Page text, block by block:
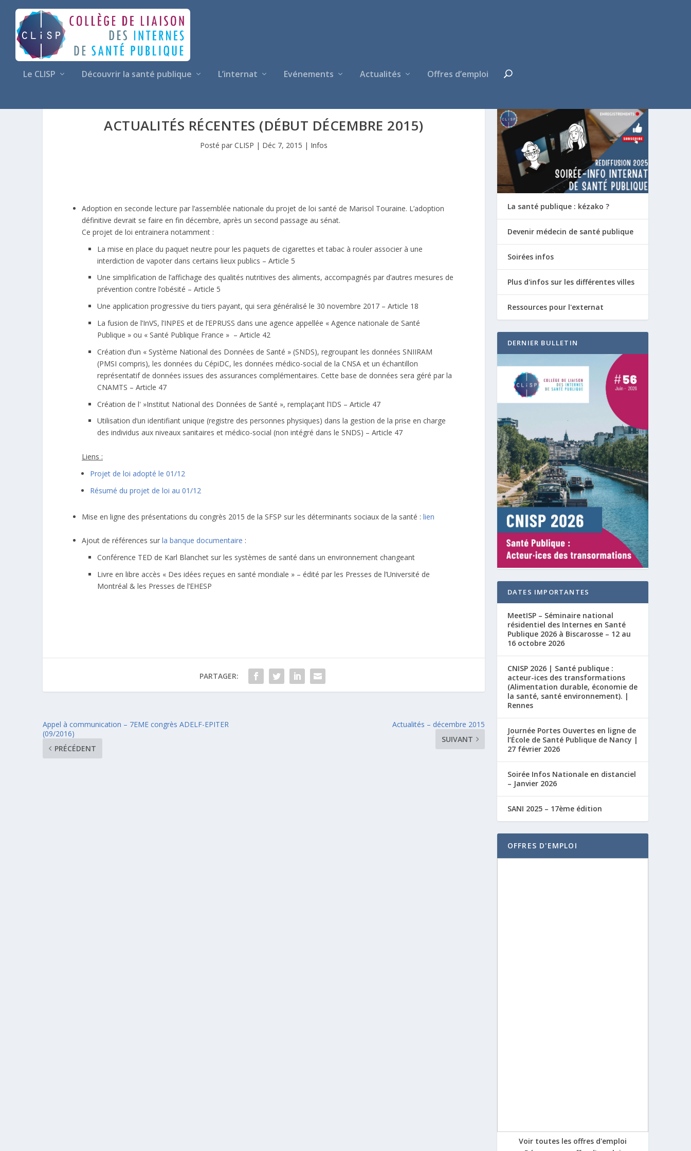
Le CLISP Découvrir la santé publique L’internat Evénements Actualités Offres d’emploi
ACTUALITÉS RÉCENTES (DÉBUT DÉCEMBRE 2015)
Posté par CLISP | Déc 7, 2015 | Infos
Adoption en seconde lecture par l’assemblée nationale du projet de loi santé de Marisol Touraine. L’adoption
définitive devrait se faire en fin décembre, après un second passage au sénat.
Ce projet de loi entrainera notamment :
La mise en place du paquet neutre pour les paquets de cigarettes et tabac à rouler associer à une
interdiction de vapoter dans certains lieux publics – Article 5
Une simplification de l’affichage des qualités nutritives des aliments, accompagnés par d’autres mesures de
prévention contre l’obésité – Article 5
Une application progressive du tiers payant, qui sera généralisé le 30 novembre 2017 – Article 18
La fusion de l’InVS, l’INPES et de l’EPRUSS dans une agence appellée « Agence nationale de Santé
Publique » ou « Santé Publique France » – Article 42
Création d’un « Système National des Données de Santé » (SNDS), regroupant les données SNIIRAM
(PMSI compris), les données du CépiDC, les données médico-social de la CNSA et un échantillon
représentatif de données issues des assurances complémentaires. Cette base de données sera géré par la
CNAMTS – Article 47
Création de l' »Institut National des Données de Santé », remplaçant l’IDS – Article 47
Utilisation d’un identifiant unique (registre des personnes physiques) dans la gestion de la prise en charge
des individus aux niveaux sanitaires et médico-social (non intégré dans le SNDS) – Article 47
Liens :
Projet de loi adopté le 01/12
Résumé du projet de loi au 01/12
Mise en ligne des présentations du congrès 2015 de la SFSP sur les déterminants sociaux de la santé : lien
Ajout de références sur la banque documentaire :
Conférence TED de Karl Blanchet sur les systèmes de santé dans un environnement changeant
Livre en libre accès « Des idées reçues en santé mondiale » – édité par les Presses de l’Université de
Montréal & les Presses de l’EHESP
PARTAGER:
Appel à communication – 7EME congrès ADELF-EPITER
(09/2016)
PRÉCÉDENT
Actualités – décembre 2015
SUIVANT
La santé publique : kézako ?
Devenir médecin de santé publique
Soirées infos
Plus d'infos sur les différentes villes
Ressources pour l'externat
DERNIER BULLETIN
DATES IMPORTANTES
MeetISP – Séminaire national
résidentiel des Internes en Santé
Publique 2026 à Biscarosse – 12 au
16 octobre 2026
CNISP 2026 | Santé publique :
acteur-ices des transformations
(Alimentation durable, économie de
la santé, santé environnement). |
Rennes
Journée Portes Ouvertes en ligne de
l’École de Santé Publique de Nancy |
27 février 2026
Soirée Infos Nationale en distanciel
– Janvier 2026
SANI 2025 – 17ème édition
OFFRES D'EMPLOI
Voir toutes les offres d'emploi